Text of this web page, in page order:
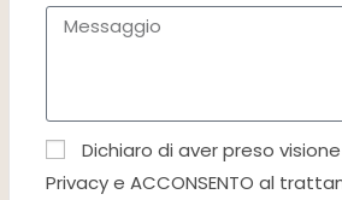
Dichiaro di aver preso
Privacy e ACCONSENTO al